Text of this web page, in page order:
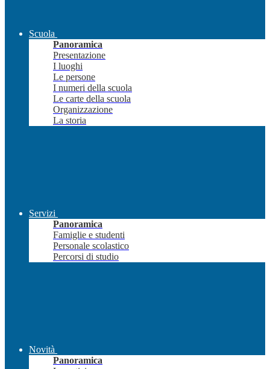
Scuola
Panoramica
Presentazione
I luoghi
Le persone
I numeri della scuola
Le carte della scuola
Organizzazione
La storia
Servizi
Panoramica
Famiglie e studenti
Personale scolastico
Percorsi di studio
Novità
Panoramica